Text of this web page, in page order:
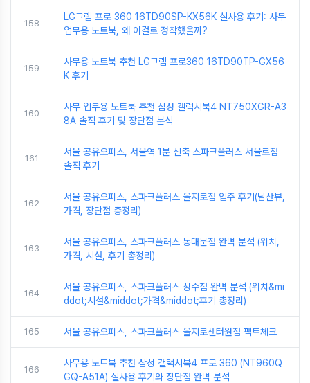
158
LG그램 프로 360 16TD90SP-KX56K 실사용 후기: 사무
업무용 노트북, 왜 이걸로 정착했을까?
159
사무용 노트북 추천 LG그램 프로360 16TD90TP-GX56
K 후기
160
사무 업무용 노트북 추천 삼성 갤럭시북4 NT750XGR-A3
8A 솔직 후기 및 장단점 분석
161
서울 공유오피스, 서울역 1분 신축 스파크플러스 서울로점
솔직 후기
162
서울 공유오피스, 스파크플러스 을지로점 입주 후기(남산뷰,
가격, 장단점 총정리)
163
서울 공유오피스, 스파크플러스 동대문점 완벽 분석 (위치,
가격, 시설, 후기 총정리)
164
서울 공유오피스, 스파크플러스 성수점 완벽 분석 (위치&mi
ddot;시설&middot;가격&middot;후기 총정리)
165 서울 공유오피스, 스파크플러스 을지로센터원점 팩트체크
166
사무용 노트북 추천 삼성 갤럭시북4 프로 360 (NT960Q
GQ-A51A) 실사용 후기와 장단점 완벽 분석